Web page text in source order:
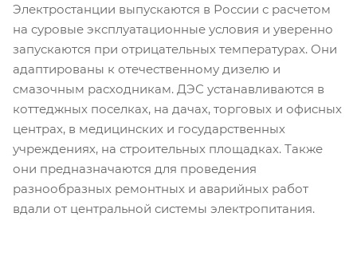
Электростанции выпускаются в России с расчетом
на суровые эксплуатационные условия и уверенно
запускаются при отрицательных температурах. Они
адаптированы к отечественному дизелю и
смазочным расходникам. ДЭС устанавливаются в
коттеджных поселках, на дачах, торговых и офисных
центрах, в медицинских и государственных
учреждениях, на строительных площадках. Также
они предназначаются для проведения
разнообразных ремонтных и аварийных работ
вдали от центральной системы электропитания.